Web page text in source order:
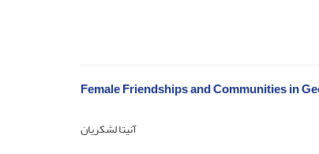
Female Friendships and Communities in
آنیتا لشکریان